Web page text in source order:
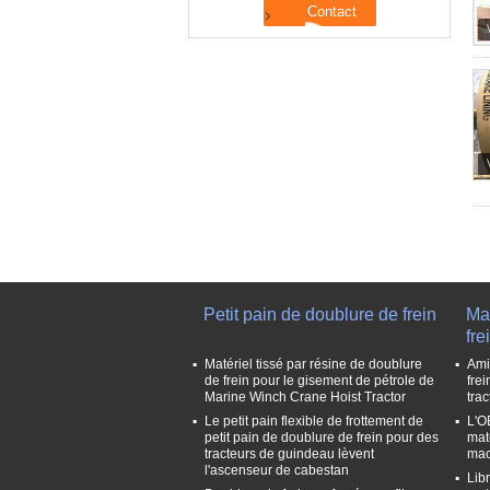
Petit pain de doublure de frein
Matériel tissé par résine de doublure
de frein pour le gisement de pétrole de
Marine Winch Crane Hoist Tractor
Le petit pain flexible de frottement de
petit pain de doublure de frein pour des
tracteurs de guindeau lèvent
l'ascenseur de cabestan